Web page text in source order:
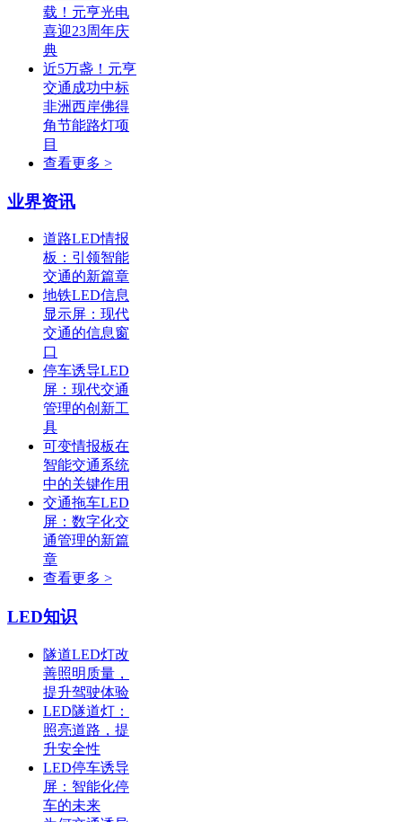
载！元亨光电
喜迎23周年庆
典
近5万盏！元亨
交通成功中标
非洲西岸佛得
角节能路灯项
目
查看更多 >
业界资讯
道路LED情报
板：引领智能
交通的新篇章
地铁LED信息
显示屏：现代
交通的信息窗
口
停车诱导LED
屏：现代交通
管理的创新工
具
可变情报板在
智能交通系统
中的关键作用
交通拖车LED
屏：数字化交
通管理的新篇
章
查看更多 >
LED知识
隧道LED灯改
善照明质量，
提升驾驶体验
LED隧道灯：
照亮道路，提
升安全性
LED停车诱导
屏：智能化停
车的未来